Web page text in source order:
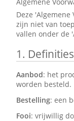
Deze
zijn niet van
vallen onder de
1. Definities
Aanbod: het
worden besteld.
Bestelling: een
Fooi: vrijwillig